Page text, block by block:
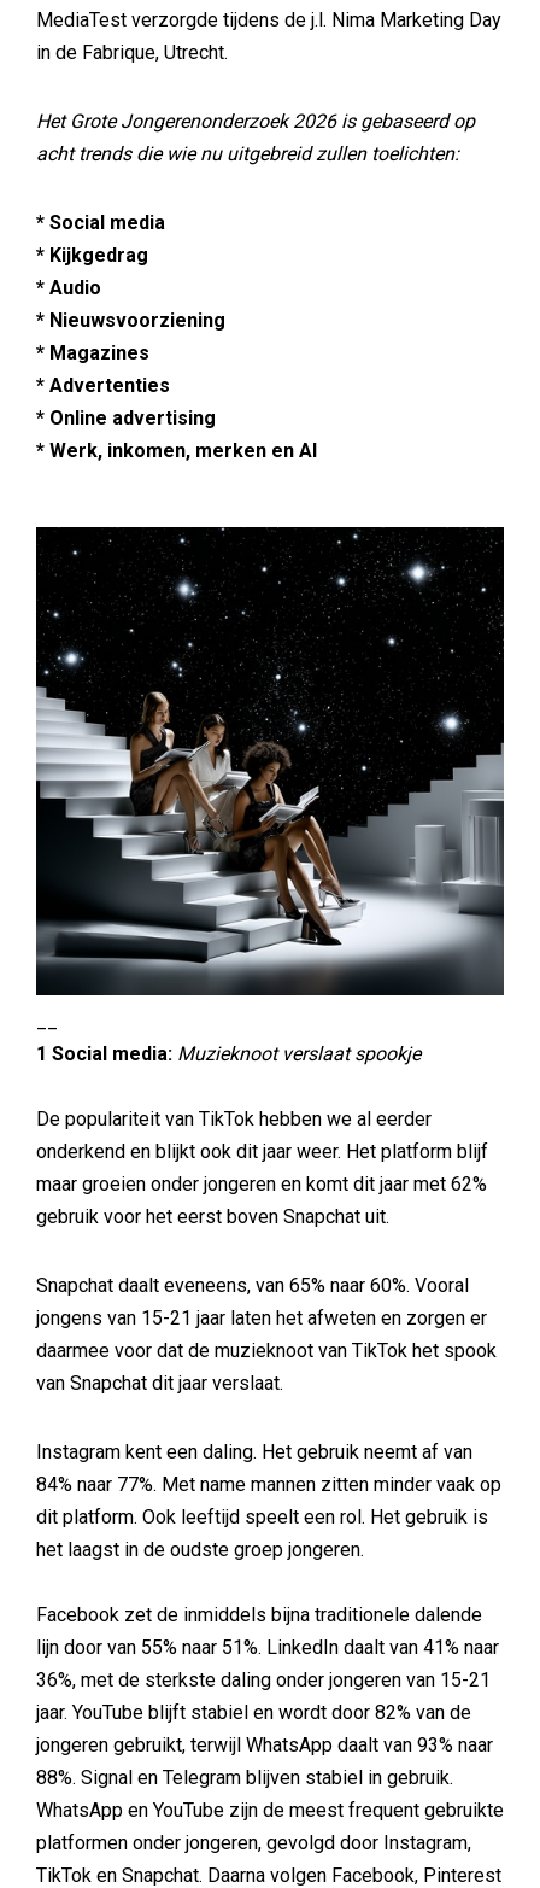
MediaTest verzorgde tijdens de j.l. Nima Marketing Day
in de Fabrique, Utrecht.
Het Grote Jongerenonderzoek 2026 is gebaseerd op
acht trends die wie nu uitgebreid zullen toelichten:
* Social media
* Kijkgedrag
* Audio
* Nieuwsvoorziening
* Magazines
* Advertenties
* Online advertising
* Werk, inkomen, merken en AI
1 Social media: Muzieknoot verslaat spookje
De populariteit van TikTok hebben we al eerder
onderkend en blijkt ook dit jaar weer. Het platform blijf
maar groeien onder jongeren en komt dit jaar met 62%
gebruik voor het eerst boven Snapchat uit.
Snapchat daalt eveneens, van 65% naar 60%. Vooral
jongens van 15-21 jaar laten het afweten en zorgen er
daarmee voor dat de muzieknoot van TikTok het spook
van Snapchat dit jaar verslaat.
Instagram kent een daling. Het gebruik neemt af van
84% naar 77%. Met name mannen zitten minder vaak op
dit platform. Ook leeftijd speelt een rol. Het gebruik is
het laagst in de oudste groep jongeren.
Facebook zet de inmiddels bijna traditionele dalende
lijn door van 55% naar 51%. LinkedIn daalt van 41% naar
36%, met de sterkste daling onder jongeren van 15-21
jaar. YouTube blijft stabiel en wordt door 82% van de
jongeren gebruikt, terwijl WhatsApp daalt van 93% naar
88%. Signal en Telegram blijven stabiel in gebruik.
WhatsApp en YouTube zijn de meest frequent gebruikte
platformen onder jongeren, gevolgd door Instagram,
TikTok en Snapchat. Daarna volgen Facebook, Pinterest